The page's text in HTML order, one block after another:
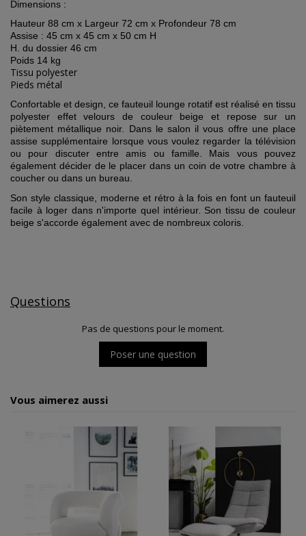
Dimensions :
Hauteur 88 cm x Largeur 72 cm x Profondeur 78 cm
Assise : 45 cm x 45 cm x 50 cm H
H. du dossier 46 cm
Poids 14 kg
Tissu polyester
Pieds métal
Confortable et design, ce fauteuil lounge rotatif est réalisé en tissu
polyester effet velours de couleur beige et repose sur un
piètement métallique noir. Dans le salon il vous offre une place
assise supplémentaire lorsque vous voulez regarder la télévision
ou pour discuter entre amis ou famille. Mais vous pouvez
également décider de le placer dans un coin de votre chambre à
coucher ou dans un bureau.
Son style classique, moderne et rétro à la fois en font un fauteuil
facile à loger dans n'importe quel intérieur. Son tissu de couleur
beige s'accorde également avec de nombreux coloris.
Questions
Pas de questions pour le moment.
Poser une question
Vous aimerez aussi